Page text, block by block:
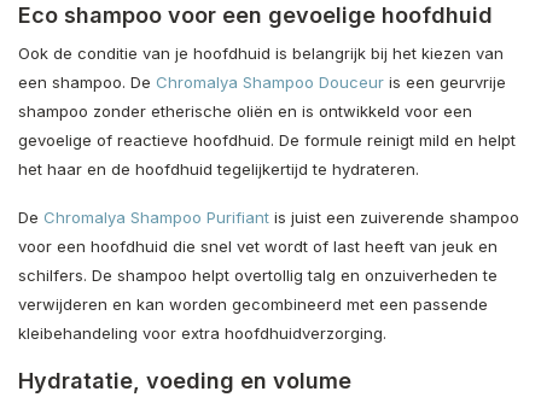
Eco shampoo voor een gevoelige hoofdhuid
Ook de conditie van je hoofdhuid is belangrijk bij het kiezen van
een shampoo. De Chromalya Shampoo Douceur is een geurvrije
shampoo zonder etherische oliën en is ontwikkeld voor een
gevoelige of reactieve hoofdhuid. De formule reinigt mild en helpt
het haar en de hoofdhuid tegelijkertijd te hydrateren.
De Chromalya Shampoo Purifiant is juist een zuiverende shampoo
voor een hoofdhuid die snel vet wordt of last heeft van jeuk en
schilfers. De shampoo helpt overtollig talg en onzuiverheden te
verwijderen en kan worden gecombineerd met een passende
kleibehandeling voor extra hoofdhuidverzorging.
Hydratatie, voeding en volume